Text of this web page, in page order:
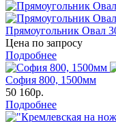
Прямоугольник Овал
Цена по запросу
Подробнее
София 800, 1500мм
50 160р.
Подробнее